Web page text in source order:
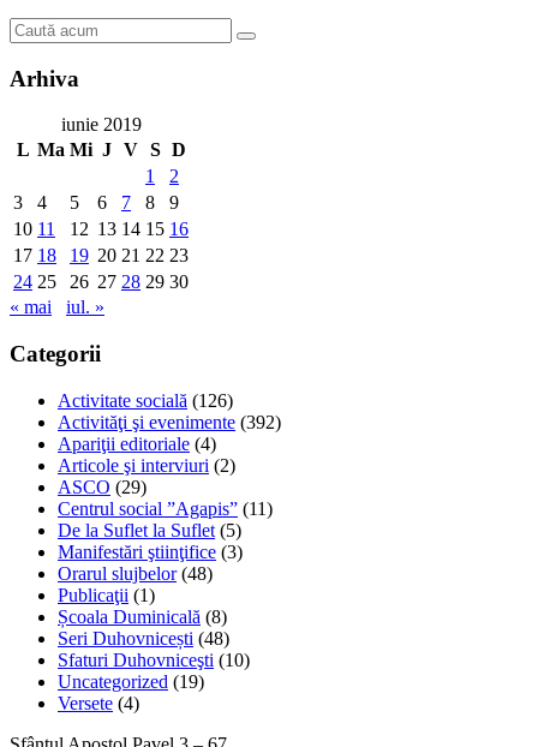
Arhiva
iunie 2019
L Ma Mi J V S D
1
2
3
4 5 6 7 8
9
10 11 12 13 14 15 16
17 18 19 20 21 22 23
24 25 26 27 28 29 30
« mai
iul. »
Categorii
Activitate socială (126)
Activităţi şi evenimente (392)
Apariţii editoriale (4)
Articole şi interviuri (2)
ASCO (29)
Centrul social ”Agapis” (11)
De la Suflet la Suflet (5)
Manifestări ştiinţifice (3)
Orarul slujbelor(48)
Publicaţii (1)
Școala Duminicală (8)
Seri Duhovnicești (48)
Sfaturi Duhovniceşti (10)
Uncategorized (19)
Versete (4)